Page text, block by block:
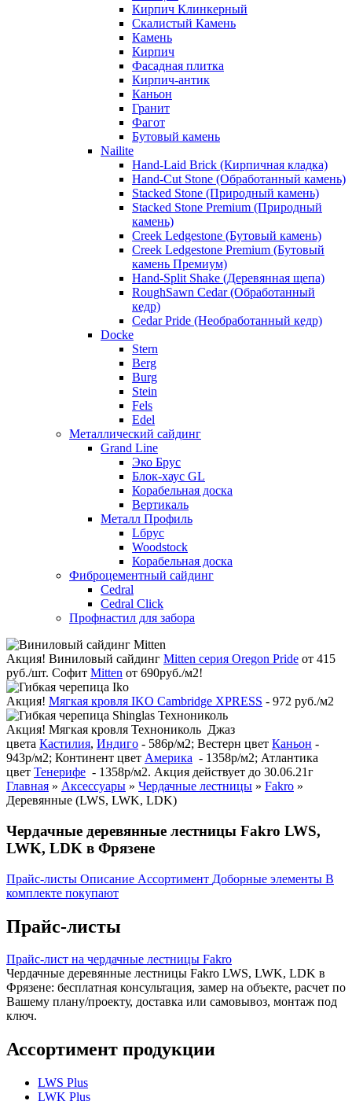
Кирпич Клинкерный
Скалистый Камень
Камень
Кирпич
Фасадная плитка
Кирпич-антик
Каньон
Гранит
Фагот
Бутовый камень
Nailite
Hand-Laid Brick (Кирпичная кладка)
Hand-Cut Stone (Обработанный камень)
Stacked Stone (Природный камень)
Stacked Stone Premium (Природный
камень)
Creek Ledgestone (Бутовый камень)
Creek Ledgestone Premium (Бутовый
камень Премиум)
Hand-Split Shake (Деревянная щепа)
RoughSawn Cedar (Обработанный
кедр)
Cedar Pride (Необработанный кедр)
Docke
Stern
Berg
Burg
Stein
Fels
Edel
Металлический сайдинг
Grand Line
Эко Брус
Блок-хаус GL
Корабельная доска
Вертикаль
Металл Профиль
Lбрус
Woodstock
Корабельная доска
Фиброцементный сайдинг
Cedral
Cedral Click
Профнастил для забора
Акция! Виниловый сайдинг Mitten серия Oregon Pride от 415
руб./шт. Софит Mitten от 690руб./м2!
Акция! Мягкая кровля IKO Cambridge XPRESS - 972 руб./м2
Акция! Мягкая кровля Технониколь Джаз
цвета Кастилия, Индиго - 586р/м2; Вестерн цвет Каньон -
943р/м2; Континент цвет Америка - 1358р/м2; Атлантика
цвет Тенерифе - 1358р/м2. Акция действует до 30.06.21г
Главная » Аксессуары » Чердачные лестницы » Fakro »
Деревянные (LWS, LWK, LDK)
Чердачные деревянные лестницы Fakro LWS,
LWK, LDK в Фрязене
Прайс-листы Описание Ассортимент Доборные элементы В
комплекте покупают
Прайс-листы
Прайс-лист на чердачные лестницы Fakro
Чердачные деревянные лестницы Fakro LWS, LWK, LDK в
Фрязене: бесплатная консультация, замер на объекте, расчет по
Вашему плану/проекту, доставка или самовывоз, монтаж под
ключ.
Ассортимент продукции
LWS Plus
LWK Plus